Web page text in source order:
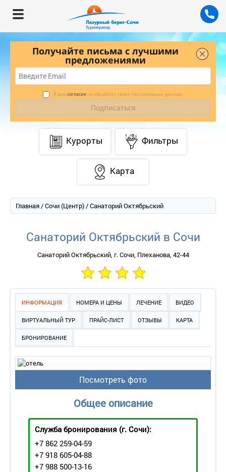
Получайте письма с лучшими
предложениями
Я даюсогласие на обработку своих персональных данных.
Курорты Фильтры
Карта
Главная/Сочи (Центр)/ Санаторий Октябрьский
Санаторий Октябрьский в Сочи
Санаторий Октябрьский, г. Сочи, Плеханова, 42-44
ИНФОРМАЦИЯ НОМЕРА И ЦЕНЫ ЛЕЧЕНИЕ ВИДЕО
ВИРТУАЛЬНЫЙ ТУР ПРАЙС-ЛИСТ ОТЗЫВЫ КАРТА
БРОНИРОВАНИЕ
Посмотреть фото
Общее описание
Служба бронирования (г. Сочи):
+7 862 259-04-59
+7 918 605-04-88
+7 988 500-13-16